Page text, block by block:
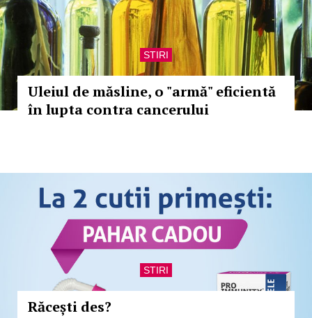
STIRI
Uleiul de măsline, o "armă" eficientă
în lupta contra cancerului
STIRI
Răcești des?